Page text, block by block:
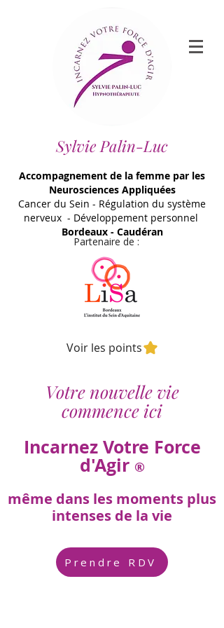
Sylvie Palin-Luc
Accompagnement de la femme par les
Neurosciences Appliquées
Cancer du Sein - Régulation du système
nerveux - Développement personnel
Bordeaux - Caudéran
Partenaire de :
Voir les points
Votre nouvelle vie
commence ici
Incarnez Votre Force
d'Agir ®
même dans les moments plus
intenses de la vie
Prendre RDV